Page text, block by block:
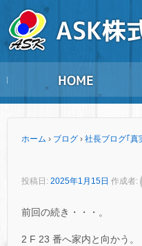
ホーム › ブログ › 社長ブログ｢真
投稿日: 2025年1月15日 作成者:
前回の続き・・・。
2 F 23 番へ家内と向かう。